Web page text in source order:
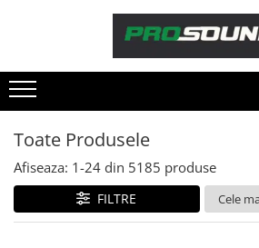
Sonorizare / PA
Adaptoare phantom
Adresare publica 100V
Amplificatoare Audio
Boxe Audio
Toate Produsele
Afiseaza: 1-24 din 5185 produse
FILTRE